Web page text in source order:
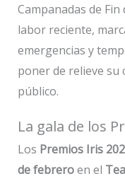
Campanadas de
labor reciente,
emergencias y
poner de relieve su
público.
La gala de los
Los Premios Iris
de febreroen el